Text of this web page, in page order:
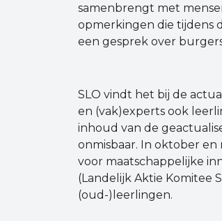
samenbrengt met
opmerkingen die tijdens
een gesprek over
SLO vindt het bij de
en (vak)experts ook
inhoud van de
onmisbaar. In oktober
voor maatschappelijke
(Landelijk Aktie Komitee
(oud-)leerlingen.